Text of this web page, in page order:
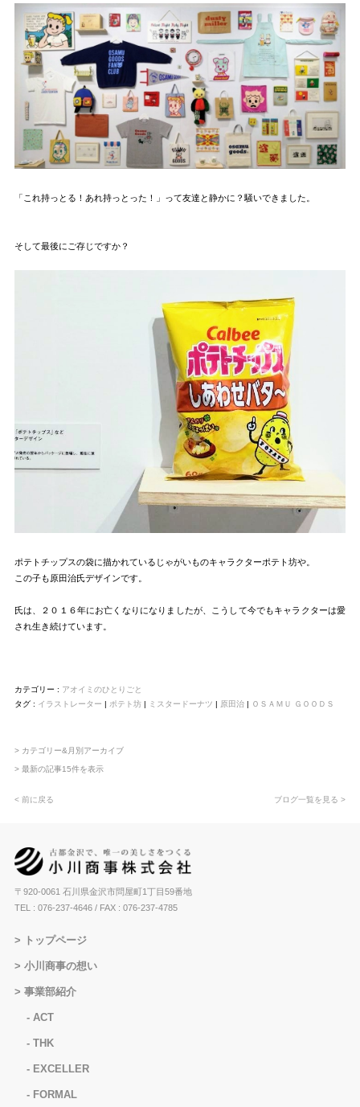
「これ持っとる！あれ持っとった！」って友達と静かに？騒いできました。
そして最後にご存じですか？
ポテトチップスの袋に描かれているじゃがいものキャラクターポテト坊や。
この子も原田治氏デザインです。
氏は、２０１６年にお亡くなりになりましたが、こうして今でもキャラクターは愛
され生き続けています。
カテゴリー : アオイミのひとりごと
タグ : イラストレーター | ポテト坊| ミスタードーナツ | 原田治| ＯＳＡＭＵ ＧＯＯＤＳ
> カテゴリー&月別アーカイブ
> 最新の記事15件を表示
< 前に戻る ブログ一覧を見る >
〒920-0061 石川県金沢市問屋町1丁目59番地
TEL : 076-237-4646/ FAX : 076-237-4785
トップページ
小川商事の想い
事業部紹介
ACT
THK
EXCELLER
FORMAL